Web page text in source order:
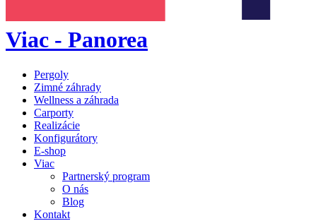
Viac - Panorea
Pergoly
Zimné záhrady
Wellness a záhrada
Carporty
Realizácie
Konfigurátory
E-shop
Viac
Partnerský program
O nás
Blog
Kontakt